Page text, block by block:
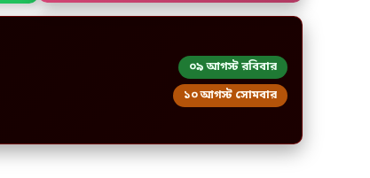
০৯ আগস্ট রবিবার
১০ আগস্ট সোমবার